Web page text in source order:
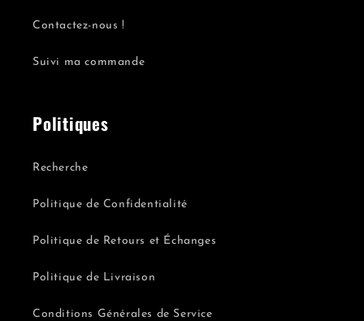
Contactez-nous !
Suivi ma commande
Politiques
Recherche
Politique de Confidentialité
Politique de Retours et Échanges
Politique de Livraison
Conditions Générales de Service